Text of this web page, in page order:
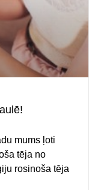
mums ļoti
tēja no
rosinoša tēja